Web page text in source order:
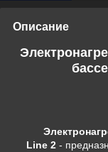
Описание
Line 2 -